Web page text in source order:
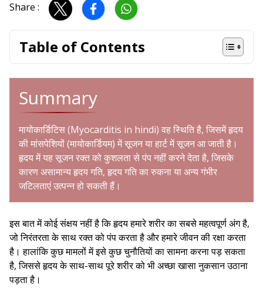
Share :
Table of Contents
Summary
मायोकार्डिटिस (Myocarditis in hindi) वह स्थिति है, जिसमें हृदय
की मांसपेशियों (मायोकार्डियम) में सूजन या हार्ट में सूजन आ जाती है।
हृदय में यह सूजन रक्त को कुशलता से पंप नहीं करने देता है, जिसके
कारण असामान्य हृदय गति, हृदय गति का रुकना या अन्य गंभीर
जटिलताएं उत्पन्न हो सकती हैं।
इस बात में कोई संक्षय नहीं है कि हृदय हमारे शरीर का सबसे महत्वपूर्ण अंग है,
जो निरंतरता के साथ रक्त को पंप करता है और हमारे जीवन की रक्षा करता
है। हालांकि कुछ मामलों में इसे कुछ चुनौतियों का सामना करना पड़ सकता
है, जिससे हृदय के साथ-साथ पूरे शरीर को भी अच्छा खासा नुकसान उठाना
पड़ता है।